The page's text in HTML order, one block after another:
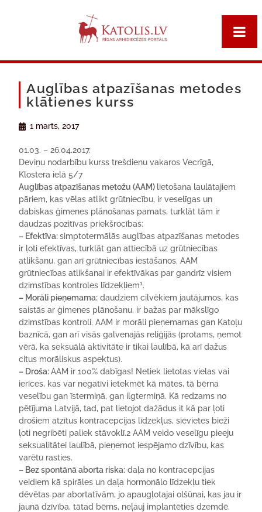
Auglības atpazīšanas metodes
klātienes kurss
1 marts, 2017
01.03. – 26.04.2017.
Deviņu nodarbību kurss trešdienu vakaros Vecrīgā,
Klostera ielā 5/7
Auglības atpazīšanas metožu (AAM) lietošana laulātajiem
pāriem, kas vēlas atlikt grūtniecību, ir veselīgas un
dabiskas ģimenes plānošanas pamats, turklāt tām ir
daudzas pozitīvas priekšrocības:
– Efektīva:simptotermālās auglības atpazīšanas metodes
ir ļoti efektīvas, turklāt gan attiecībā uz grūtniecības
atlikšanu, gan arī grūtniecības iestāšanos. AAM
grūtniecības atlikšanai ir efektīvākas par gandrīz visiem
dzimstības kontroles līdzekļiem1.
– Morāli pieņemama: daudziem cilvēkiem jautājumos, kas
saistās ar ģimenes plānošanu, ir bažas par mākslīgo
dzimstības kontroli. AAM ir morāli pieņemamas gan Katoļu
baznīcā, gan arī visās galvenajās reliģijās (protams, ņemot
vērā, ka seksuālā aktivitāte ir tikai laulībā, kā arī dažus
citus morāliskus aspektus).
– Droša:AAM ir 100% dabīgas! Netiek lietotas vielas vai
ierīces, kas var negatīvi ietekmēt kā mātes, tā bērna
veselību gan īstermiņā, gan ilgtermiņā. Kā redzams no
pētījuma Latvijā, tad, pat lietojot dažādus it kā par ļoti
drošiem atzītus kontracepcijas līdzekļus, sievietes bieži
ļoti negribēti paliek stāvoklī.2 AAM veido veselīgu pieeju
seksualitātei laulībā, pieņemot iespējamo dzīvību, kas
varētu rasties.
– Bez spontānā aborta riska: daļa no kontracepcijas
veidiem kā spirāles un daļa hormonālo līdzekļu tiek
dēvētas par abortatīvām, jo apaugļotajai olšūnai, kas jau ir
jaunā dzīvība, tātad bērns, neļauj implantēties dzemdē.